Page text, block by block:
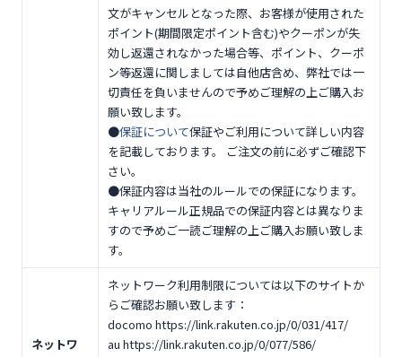
文がキャンセルとなった際、お客様が使用された
ポイント(期間限定ポイント含む)やクーポンが失
効し返還されなかった場合等、ポイント、クーポ
ン等返還に関しましては自他店含め、弊社では一
切責任を負いませんので予めご理解の上ご購入お
願い致します。
●保証について保証やご利用について詳しい内容
を記載しております。 ご注文の前に必ずご確認下
さい。
●保証内容は当社のルールでの保証になります。
キャリアルール正規品での保証内容とは異なりま
すので予めご一読ご理解の上ご購入お願い致しま
す。
ネットワ
ネットワーク利用制限については以下のサイトか
らご確認お願い致します：
docomo https://link.rakuten.co.jp/0/031/417/
au https://link.rakuten.co.jp/0/077/586/